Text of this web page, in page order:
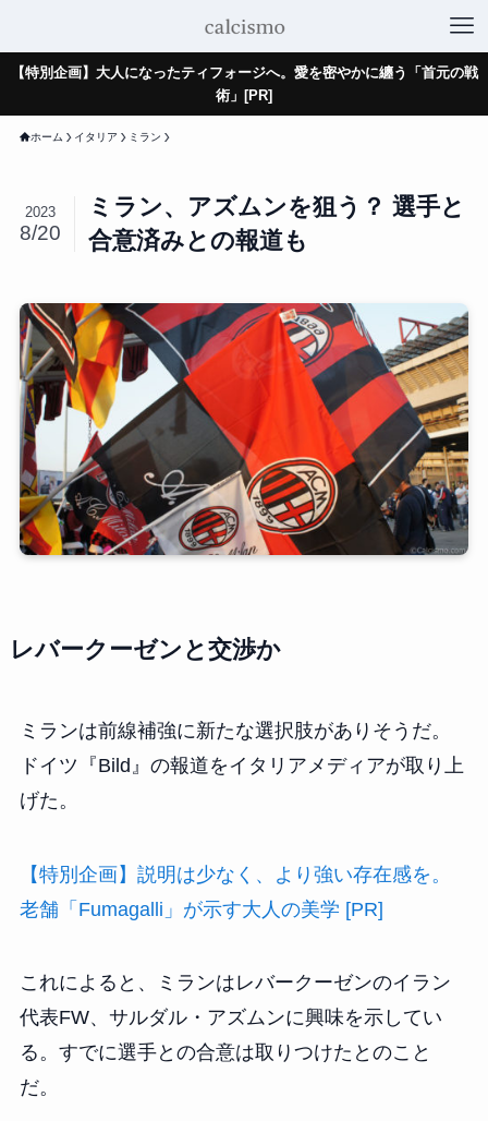
【特別企画】大人になったティフォージへ。愛を密やかに纏う「首元の戦
術」[PR]
ホーム イタリア ミラン
ミラン、アズムンを狙う？ 選手と
合意済みとの報道も
2023
8/20
レバークーゼンと交渉か
ミランは前線補強に新たな選択肢がありそうだ。
ドイツ『Bild』の報道をイタリアメディアが取り上
げた。
【特別企画】説明は少なく、より強い存在感を。
老舗「Fumagalli」が示す大人の美学 [PR]
これによると、ミランはレバークーゼンのイラン
代表FW、サルダル・アズムンに興味を示してい
る。すでに選手との合意は取りつけたとのこと
だ。